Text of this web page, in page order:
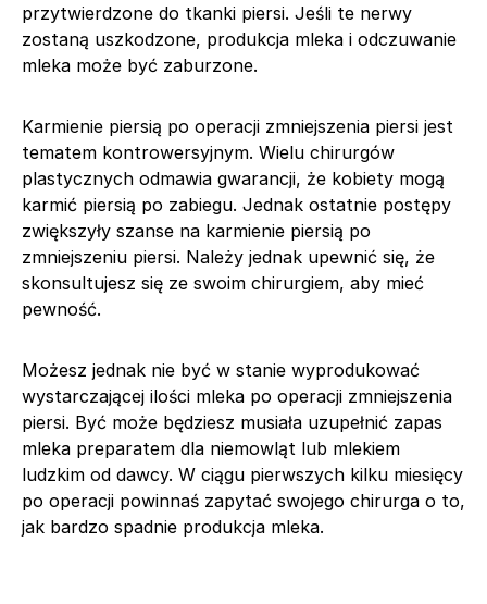
przytwierdzone do tkanki piersi. Jeśli te nerwy
zostaną uszkodzone, produkcja mleka i odczuwanie
mleka może być zaburzone.
Karmienie piersią po operacji zmniejszenia piersi jest
tematem kontrowersyjnym. Wielu chirurgów
plastycznych odmawia gwarancji, że kobiety mogą
karmić piersią po zabiegu. Jednak ostatnie postępy
zwiększyły szanse na karmienie piersią po
zmniejszeniu piersi. Należy jednak upewnić się, że
skonsultujesz się ze swoim chirurgiem, aby mieć
pewność.
Możesz jednak nie być w stanie wyprodukować
wystarczającej ilości mleka po operacji zmniejszenia
piersi. Być może będziesz musiała uzupełnić zapas
mleka preparatem dla niemowląt lub mlekiem
ludzkim od dawcy. W ciągu pierwszych kilku miesięcy
po operacji powinnaś zapytać swojego chirurga o to,
jak bardzo spadnie produkcja mleka.